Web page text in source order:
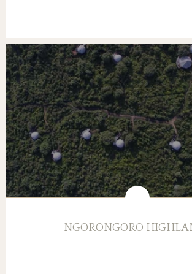
NGORONGORO